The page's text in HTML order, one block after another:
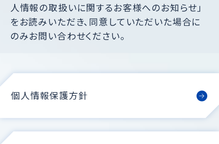
人情報の取扱いに関するお客様へのお知らせ」
をお読みいただき、同意していただいた場合に
のみお問い合わせください。
個人情報保護方針